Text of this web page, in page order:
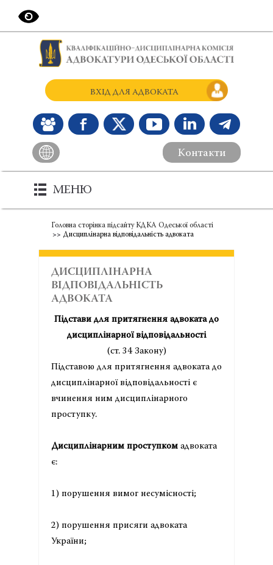
Контакти
ВХІД ДЛЯ АДВОКАТА
МЕНЮ
Головна сторінка підсайту КДКА Одеської області
Дисциплінарна відповідальність адвоката
ДИСЦИПЛІНАРНА
ВІДПОВІДАЛЬНІСТЬ
АДВОКАТА
Підстави для притягнення адвоката до
дисциплінарної відповідальності
(ст. 34 Закону)
Підставою для притягнення адвоката до
дисциплінарної відповідальності є
вчинення ним дисциплінарного
проступку.
Дисциплінарним проступком адвоката
є:
1) порушення вимог несумісності;
2) порушення присяги адвоката
України;